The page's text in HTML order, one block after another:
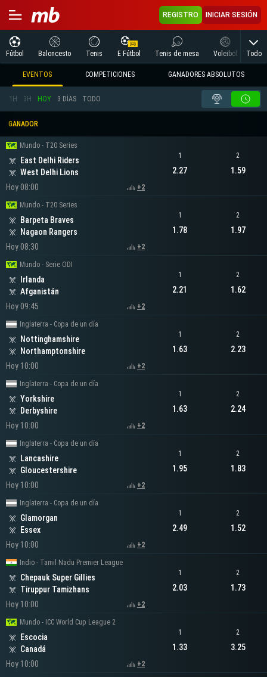
REGISTRO INICIAR SESIÓN
Fútbol Baloncesto Tenis E Fútbol Tenis de mesa Voleibol Todo
EVENTOS COMPETICIONES GANADORES ABSOLUTOS
1H 3H HOY 3 DÍAS TODO
GANADOR
Mundo - T20 Series
East Delhi Riders
West Delhi Lions
Hoy 08:00
+2
1
2.27
2
1.59
Mundo - T20 Series
Barpeta Braves
Nagaon Rangers
Hoy 08:30
+2
1
1.78
2
1.97
Mundo - Serie ODI
Irlanda
Afganistán
Hoy 09:45
+2
1
2.21
2
1.62
Inglaterra - Copa de un día
Nottinghamshire
Northamptonshire
Hoy 10:00
+2
1
1.63
2
2.23
Inglaterra - Copa de un día
Yorkshire
Derbyshire
Hoy 10:00
+2
1
1.63
2
2.24
Inglaterra - Copa de un día
Lancashire
Gloucestershire
Hoy 10:00
+2
1
1.95
2
1.83
Inglaterra - Copa de un día
Glamorgan
Essex
Hoy 10:00
+2
1
2.49
2
1.52
Indio - Tamil Nadu Premier League
Chepauk Super Gillies
Tiruppur Tamizhans
Hoy 10:00
+2
1
2.03
2
1.73
Mundo - ICC World Cup League 2
Escocia
Canadá
Hoy 10:00
+2
1
1.33
2
3.25